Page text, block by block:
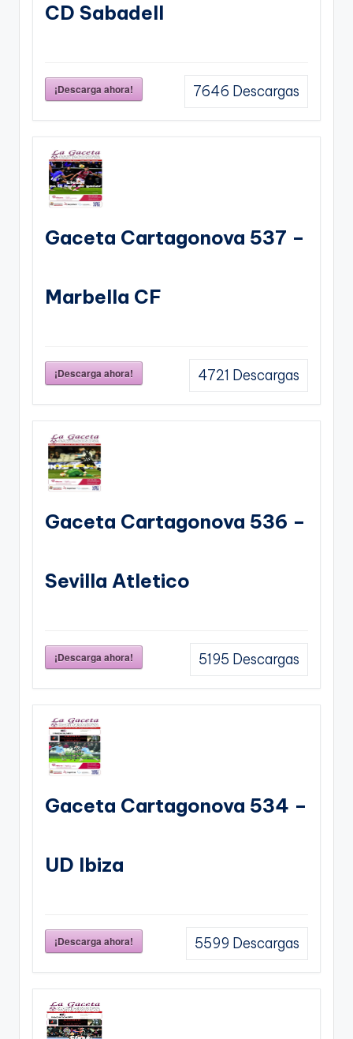
CD Sabadell
¡Descarga ahora! 7646 Descargas
Gaceta Cartagonova 537 –
Marbella CF
¡Descarga ahora! 4721 Descargas
Gaceta Cartagonova 536 –
Sevilla Atletico
¡Descarga ahora! 5195 Descargas
Gaceta Cartagonova 534 –
UD Ibiza
¡Descarga ahora! 5599 Descargas